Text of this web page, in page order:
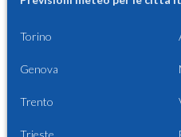
Torino
Genova
Trento